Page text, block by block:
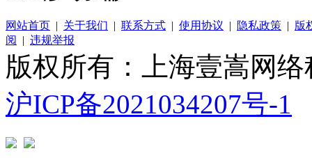
网站首页 | 关于我们 | 联系方式 | 使用协议 | 隐私政策 | 版
阅
| 违规举报
版权所有：上海壹嵩网
沪ICP备2021034207号-1